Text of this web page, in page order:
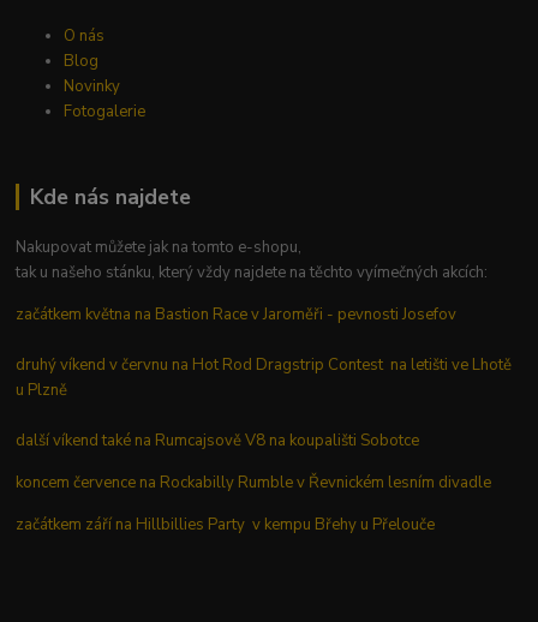
O nás
Blog
Novinky
Fotogalerie
Kde nás najdete
Nakupovat můžete jak na tomto e-shopu,
tak u našeho stánku, který vždy najdete na těchto vyímečných akcích:
začátkem května na Bastion Race v Jaroměři - pevnosti Josefov
druhý víkend v červnu na Hot Rod Dragstrip Contest na letišti ve Lhotě
u Plzně
další víkend také na Rumcajsově V8 na koupališti Sobotce
koncem července na Rockabilly Rumble v Řevnickém lesním divadle
začátkem září na Hillbillies Party v kempu Břehy u Přelouče